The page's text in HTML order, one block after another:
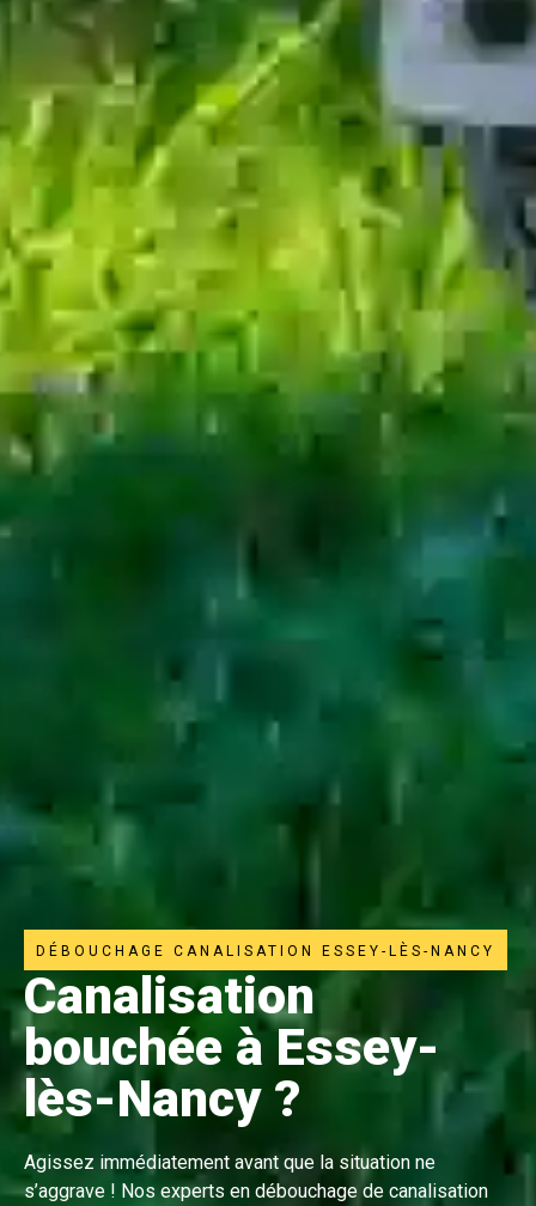
DÉBOUCHAGE CANALISATION ESSEY-LÈS-NANCY
Canalisation
bouchée à Essey-
lès-Nancy ?
Agissez immédiatement avant que la situation ne
s’aggrave ! Nos experts en débouchage de canalisation